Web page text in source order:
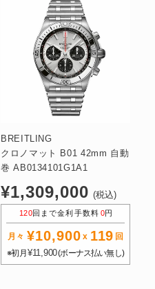
BREITLING
クロノマット B01 42mm 自動
巻 AB0134101G1A1
通
常
価
格
¥1,309,000 (税込)
120回まで金利手数料 0円
月々 ¥10,900 x 119 回
※初月 ¥11,900(ボーナス払い無し)